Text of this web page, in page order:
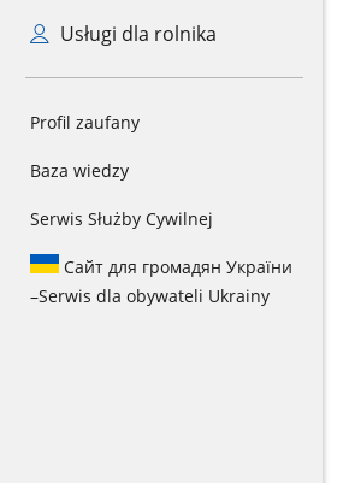
Usługi dla rolnika
Profil zaufany
Baza wiedzy
Serwis Służby Cywilnej
Сайт для громадян України
–Serwis dla obywateli Ukrainy